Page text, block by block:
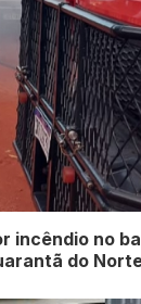
incêndio no
do